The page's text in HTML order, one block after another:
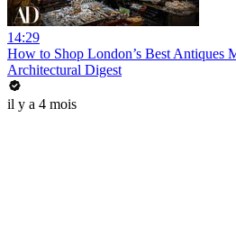
14:29
How to Shop London’s Best Antiques
Architectural Digest
il y a 4 mois